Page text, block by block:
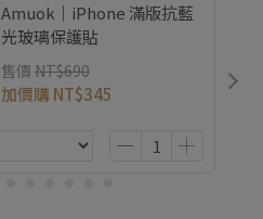
Amuok｜iPhone 滿版抗藍
光玻璃保護貼
售價 NT$690
加價購 NT$345